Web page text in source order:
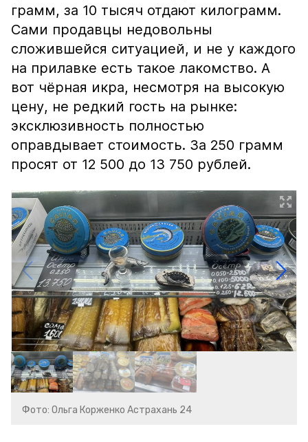
грамм, за 10 тысяч отдают килограмм.
Сами продавцы недовольны
сложившейся ситуацией, и не у каждого
на прилавке есть такое лакомство. А
вот чёрная икра, несмотря на высокую
цену, не редкий гость на рынке:
эксклюзивность полностью
оправдывает стоимость. За 250 грамм
просят от 12 500 до 13 750 рублей.
Фото: Ольга Корженко Астрахань 24